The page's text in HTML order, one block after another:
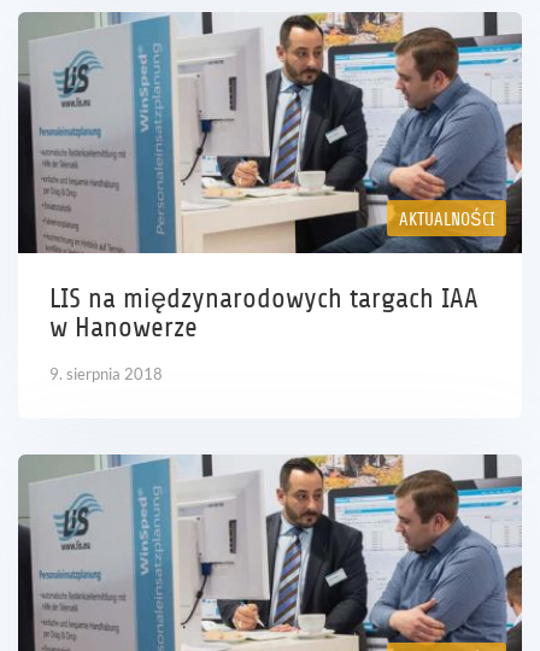
AKTUALNOŚCI
LIS na międzynarodowych targach IAA
w Hanowerze
9. sierpnia 2018